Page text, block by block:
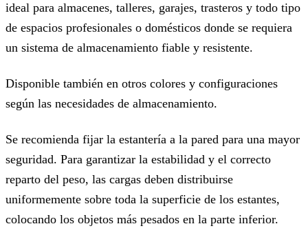
ideal para almacenes, talleres, garajes, trasteros y todo tipo
de espacios profesionales o domésticos donde se requiera
un sistema de almacenamiento fiable y resistente.
Disponible también en otros colores y configuraciones
según las necesidades de almacenamiento.
Se recomienda fijar la estantería a la pared para una mayor
seguridad. Para garantizar la estabilidad y el correcto
reparto del peso, las cargas deben distribuirse
uniformemente sobre toda la superficie de los estantes,
colocando los objetos más pesados en la parte inferior.